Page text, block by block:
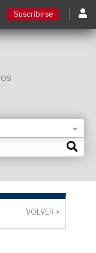
Suscribirse
VOLVER >